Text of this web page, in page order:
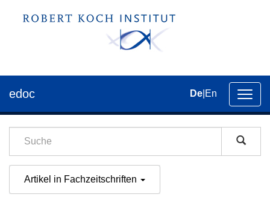
der
edoc De En
Artikel in Fachzeitschriften